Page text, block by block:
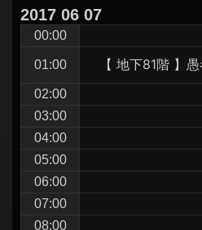
ゲ
2017 06 07
00:00
01:00 【 地下81階
02:00
03:00
04:00
05:00
06:00
07:00
08:00